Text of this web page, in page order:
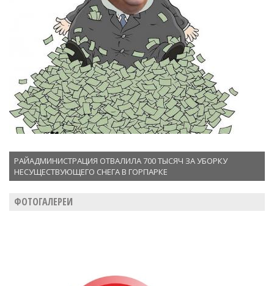
РАЙАДМИНИСТРАЦИЯ ОТВАЛИЛА 700 ТЫСЯЧ ЗА УБОРКУ
НЕСУЩЕСТВУЮЩЕГО СНЕГА В ГОРПАРКЕ
ФОТОГАЛЕРЕИ